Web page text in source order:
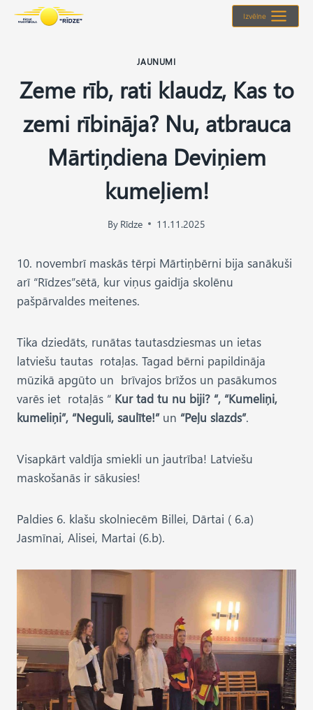
Izvēlne
JAUNUMI
Zeme rīb, rati klaudz, Kas to
zemi rībināja? Nu, atbrauca
Mārtiņdiena Deviņiem
kumeļiem!
By Rīdze 11.11.2025
10. novembrī maskās tērpi Mārtiņbērni bija sanākuši
arī “Rīdzes”sētā, kur viņus gaidīja skolēnu
pašpārvaldes meitenes.
Tika dziedāts, runātas tautasdziesmas un ietas
latviešu tautas rotaļas. Tagad bērni papildināja
mūzikā apgūto un brīvajos brīžos un pasākumos
varēs iet rotaļās “ Kur tad tu nu biji? “, “Kumeliņi,
kumeliņi”, “Neguli, saulīte!” un “Peļu slazds”.
Visapkārt valdīja smiekli un jautrība! Latviešu
maskošanās ir sākusies!
Paldies 6. klašu skolniecēm Billei, Dārtai ( 6.a)
Jasmīnai, Alisei, Martai (6.b).